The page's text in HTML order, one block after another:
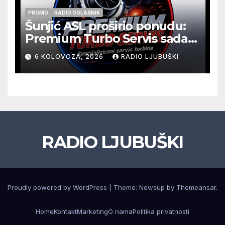
PROMO RADIO OGLASNIK
Šunjić ASL proširio ponudu:
Premium Turbo Servis sada
na jednoj adresi u Ljubuškom
6 KOLOVOZA, 2026 RADIO LJUBUŠKI
RADIO LJUBUŠKI
Proudly powered by WordPress Theme: Newsup by Themeansar.
HomeKontaktMarketingO namaPolitika privatnosti